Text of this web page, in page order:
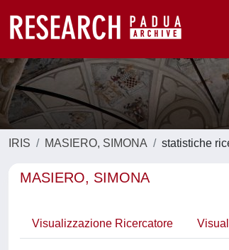
IRIS MASIERO, SIMONA statistiche
MASIERO, SIMONA
Visualizzazione Ricercatore